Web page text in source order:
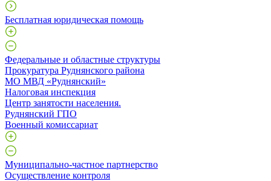
Бесплатная юридическая помощь
Федеральные и областные структуры
Прокуратура Руднянского района
МО МВД «Руднянский»
Налоговая инспекция
Центр занятости населения.
Руднянский ГПО
Военный комиссариат
Муниципально-частное партнерство
Осуществление контроля